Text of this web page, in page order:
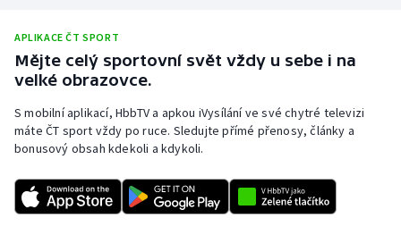
Triatlon
Vodní slalom
Volejbal
APLIKACE ČT SPORT
Mějte celý sportovní svět vždy u sebe i na
velké obrazovce.
S mobilní aplikací, HbbTV a apkou iVysílání ve své chytré televizi
máte ČT sport vždy po ruce. Sledujte přímé přenosy, články a
bonusový obsah kdekoli a kdykoli.